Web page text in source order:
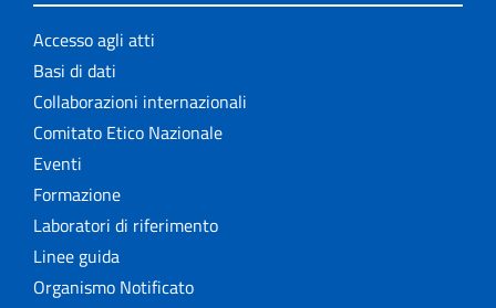
Accesso agli atti
Basi di dati
Collaborazioni internazionali
Comitato Etico Nazionale
Eventi
Formazione
Laboratori di riferimento
Linee guida
Organismo Notificato